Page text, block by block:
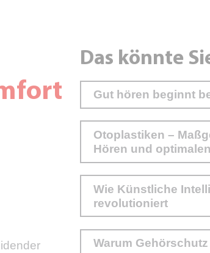
Das könnte
Gut hören beginnt
Otoplastiken –
Hören und
Wie Künstliche
revolutioniert
Warum